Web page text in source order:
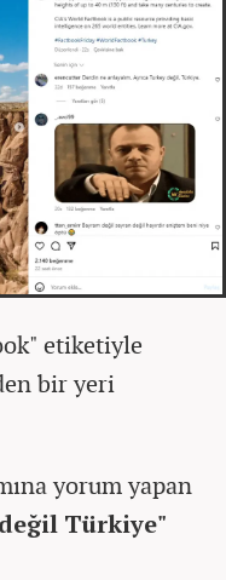
etiketiyle
bir yeri
yorum yapan
Türkiye"